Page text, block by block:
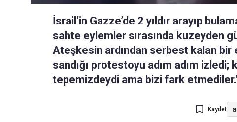
İsrail’in Gazze’de 2 yıldır arayıp
sahte eylemler sırasında kuzeyden
Ateşkesin ardından serbest kalan
sandığı protestoyu adım adım
tepemizdeydi ama bizi fark
Kaydet